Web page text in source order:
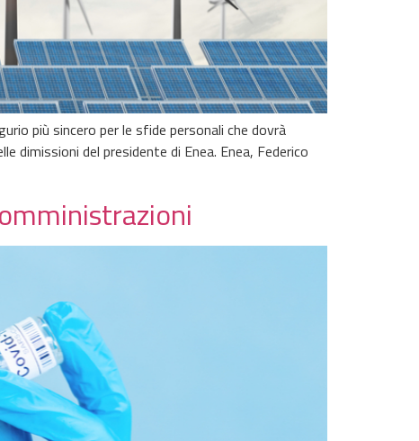
più sincero per le sfide personali che dovrà
dimissioni del presidente di Enea. Enea, Federico